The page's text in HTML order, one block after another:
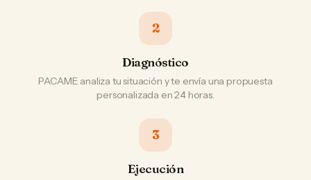
2
Diagnóstico
PACAME analiza tu situación y te envía una propuesta
personalizada en 24 horas.
3
Ejecución